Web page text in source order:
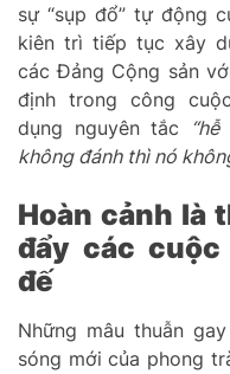
sự “sụp đổ” tự động
kiên trì tiếp tục xây
các Đảng Cộng sản
định trong công
dụng nguyên tắc
không đánh thì nó
Hoàn cảnh là
đẩy các
đế
Những mâu thuẫn
sóng mới của phong